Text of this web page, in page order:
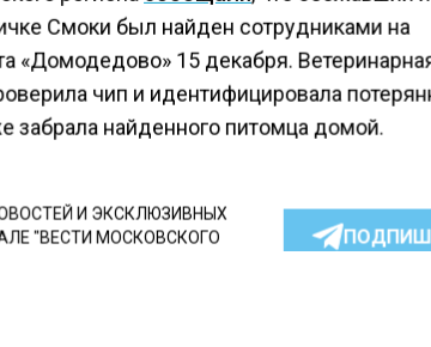
Смоки был найден сотрудниками на
«Домодедово» 15 декабря.
чип и идентифицировала
забрала найденного питомца домой.
И ЭКСКЛЮЗИВНЫХ
"ВЕСТИ МОСКОВСКОГО